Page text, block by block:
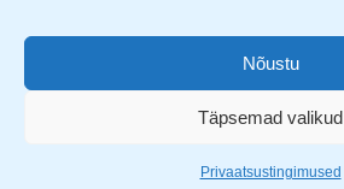
Nõustu
Täpsemad valikud
Privaatsustingimused
3 valgussoojust: 3000K/4000K/6000K